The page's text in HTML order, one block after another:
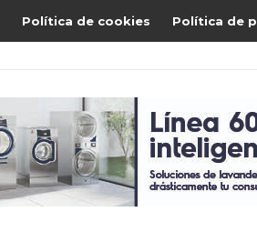
Política de cookies Política de